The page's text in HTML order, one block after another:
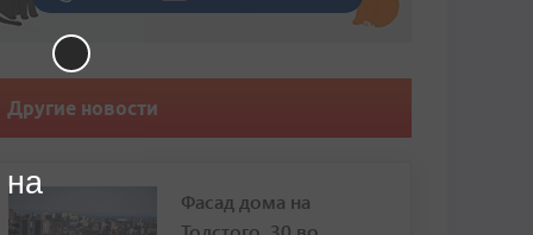
Другие новости
Фасад дома на